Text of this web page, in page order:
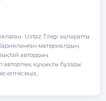
қонақтар!
жылдың қай
қандай
Балалар қыс
Ustaz Tilegi ақпаратты
материалдың
автордың
авторлық құқықты бұзады